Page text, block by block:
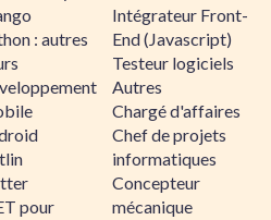
: autres
pour
Intégrateur Front-
End (Javascript)
Testeur logiciels
Autres
Chargé d'affaires
Chef de projets
informatiques
Concepteur
mécanique